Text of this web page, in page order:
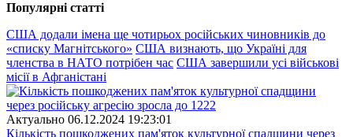
Популярнi статтi
США додали імена ще чотирьох російських чиновників до
«списку Магнітського» США визнають, що Україні для
членства в НАТО потрібен час США завершили усі військові
місії в Афганістані
Актуально 06.12.2024 19:23:01
Кількість пошкоджених пам'яток культурної спадщини через